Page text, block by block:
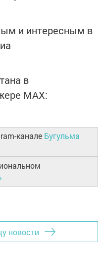
и интересным в
в
MАХ:
канале Бугульма
новости